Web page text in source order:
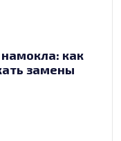
как
замены